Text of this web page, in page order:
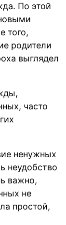
По этой
того,
родители
выглядел
часто
ненужных
неудобство
важно,
не
простой,